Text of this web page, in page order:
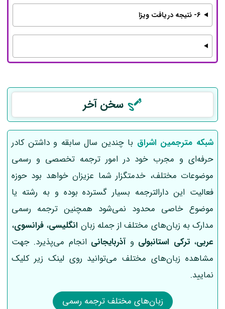
6- نتیجه دریافت ویزا
سخن آخر
شبکه مترجمین اشراق با چندین سال سابقه و داشتن کادر
حرفه‌ای و مجرب خود در امور ترجمه تخصصی و رسمی
موضوعات مختلف، خدمتگزار شما عزیزان خواهد بود حوزه
فعالیت این دارالترجمه بسیار گسترده بوده و به رشته یا
موضوع خاصی محدود نمی‌شود همچنین ترجمه رسمی
مدارک به زبان‌های مختلف از جمله زبان انگلیسی، فرانسوی،
عربی،ترکی استانبولی وآذربایجانیانجام می‌پذیرد. جهت
مشاهده زبان‌های مختلف می‌توانید روی لینک زیر کلیک
نمایید.
زبان‌های مختلف ترجمه رسمی